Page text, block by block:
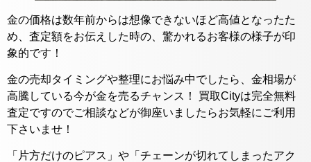
金の価格は数年前からは想像できないほど高値となったた
め、査定額をお伝えした時の、驚かれるお客様の様子が印
象的です！
金の売却タイミングや整理にお悩み中でしたら、金相場が
高騰している今が金を売るチャンス！ 買取Cityは完全無料
査定ですのでご相談などが御座いましたらお気軽にご利用
下さいませ！
「片方だけのピアス」や「チェーンが切れてしまったアク